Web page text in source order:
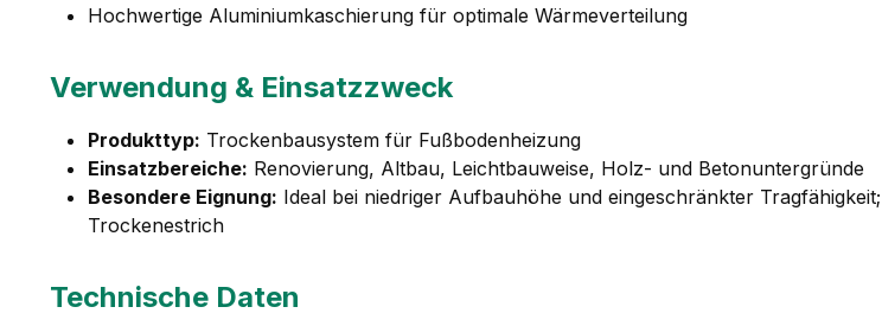
Hochwertige Aluminiumkaschierung für optimale Wärmeverteilung
Verwendung & Einsatzzweck
Produkttyp: Trockenbausystem für Fußbodenheizung
Einsatzbereiche: Renovierung, Altbau, Leichtbauweise, Holz- und Betonuntergründe
Besondere Eignung: Ideal bei niedriger Aufbauhöhe und eingeschränkter
Trockenestrich
Technische Daten